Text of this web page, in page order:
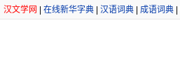
汉文学网 在线新华字典 汉语词典 成语词典